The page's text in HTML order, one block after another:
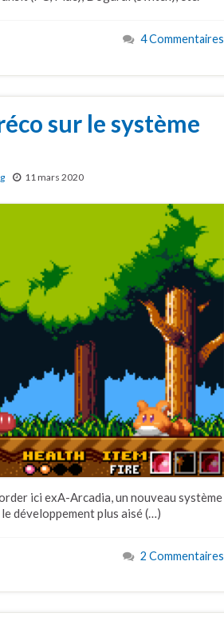
4 Commentaires
sur le système
11 mars 2020
ici exA-Arcadia, un nouveau système
développement plus aisé (…)
2 Commentaires